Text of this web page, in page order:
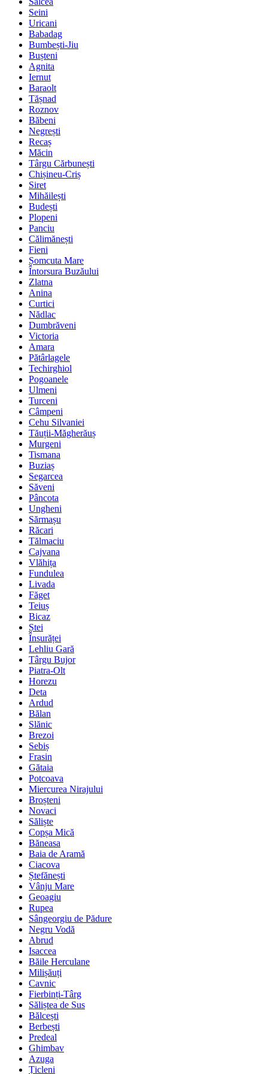
Seini
Uricani
Babadag
Bumbești-Jiu
Bușteni
Agnita
Iernut
Baraolt
Tășnad
Roznov
Băbeni
Negrești
Recaș
Măcin
Târgu Cărbunești
Chișineu-Criș
Siret
Mihăilești
Budești
Plopeni
Panciu
Călimănești
Fieni
Șomcuta Mare
Întorsura Buzăului
Zlatna
Anina
Curtici
Nădlac
Dumbrăveni
Victoria
Amara
Pătârlagele
Techirghiol
Pogoanele
Ulmeni
Turceni
Câmpeni
Cehu Silvaniei
Tăuții-Măgherăuș
Murgeni
Tismana
Buziaș
Segarcea
Săveni
Pâncota
Ungheni
Sărmașu
Răcari
Tălmaciu
Cajvana
Vlăhița
Fundulea
Livada
Făget
Teiuș
Bicaz
Ștei
Însurăței
Lehliu Gară
Târgu Bujor
Piatra-Olt
Horezu
Deta
Ardud
Bălan
Slănic
Brezoi
Sebiș
Frasin
Gătaia
Potcoava
Miercurea Nirajului
Broșteni
Novaci
Săliște
Copșa Mică
Băneasa
Baia de Aramă
Ciacova
Ștefănești
Vânju Mare
Geoagiu
Rupea
Sângeorgiu de Pădure
Negru Vodă
Abrud
Isaccea
Băile Herculane
Milișăuți
Cavnic
Fierbinți-Târg
Săliștea de Sus
Bălcești
Berbești
Predeal
Ghimbav
Azuga
Țicleni